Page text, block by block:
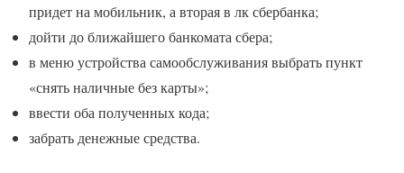
придет на мобильник, а вторая в лк сбербанка;
дойти до ближайшего банкомата сбера;
в меню устройства самообслуживания выбрать пункт
«снять наличные без карты»;
ввести оба полученных кода;
забрать денежные средства.